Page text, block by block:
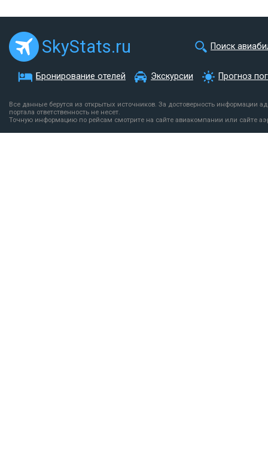
SkyStats.ru Поиск
Бронирование отелей Экскурсии Прогноз
Все данные берутся из открытых источников. За достоверность информации
портала ответственность не несет.
Точную информацию по рейсам смотрите на сайте авиакомпании или сайте